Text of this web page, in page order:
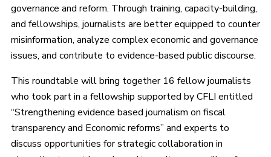
governance and reform. Through training, capacity-building,
and fellowships, journalists are better equipped to counter
misinformation, analyze complex economic and governance
issues, and contribute to evidence-based public discourse.
This roundtable will bring together 16 fellow journalists
who took part in a fellowship supported by CFLI entitled
“Strengthening evidence based journalism on fiscal
transparency and Economic reforms” and experts to
discuss opportunities for strategic collaboration in